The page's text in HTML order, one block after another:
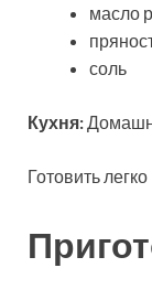
масло
соль
Кухня:
Готовить легко